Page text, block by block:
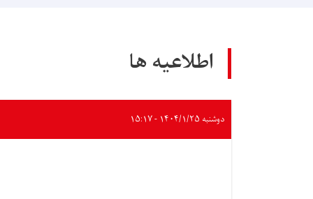
اطلاعیه ها
دوشنبه ۱۴۰۴/۱/۲۵ - ۱۵:۱۷